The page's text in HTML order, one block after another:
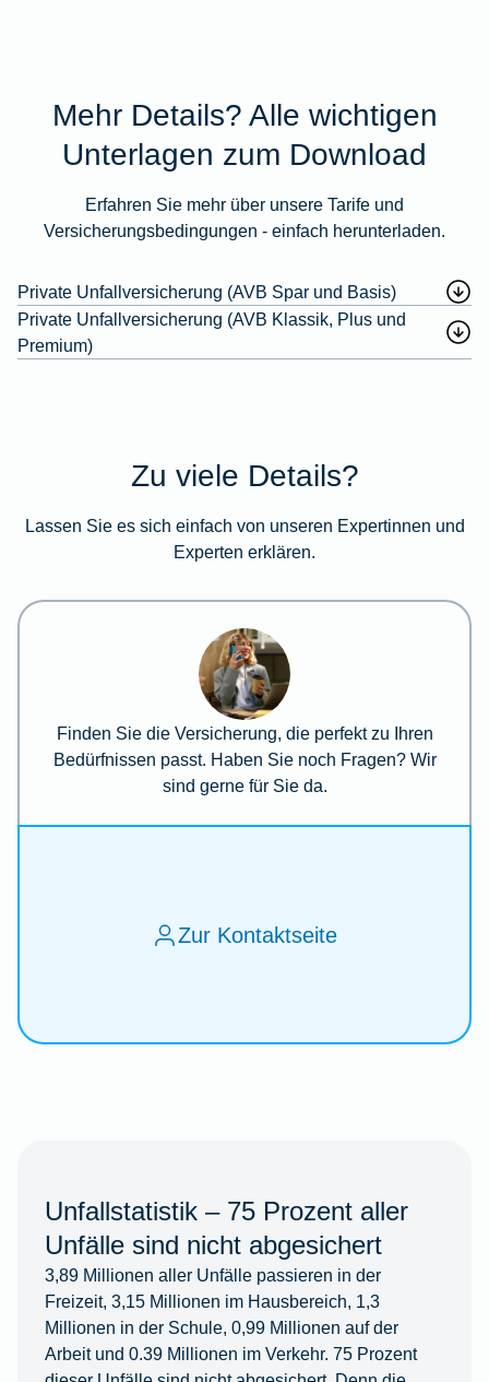
Mehr Details? Alle wichtigen
Unterlagen zum Download
Erfahren Sie mehr über unsere Tarife und
Versicherungsbedingungen - einfach herunterladen.
Private Unfallversicherung (AVB Spar und Basis)
Private Unfallversicherung (AVB Klassik, Plus und
Premium)
Zu viele Details?
Lassen Sie es sich einfach von unseren Expertinnen und
Experten erklären.
Finden Sie die Versicherung, die perfekt zu Ihren
Bedürfnissen passt. Haben Sie noch Fragen? Wir
sind gerne für Sie da.
Zur Kontaktseite
Unfallstatistik – 75 Prozent aller
Unfälle sind nicht abgesichert
3,89 Millionen aller Unfälle passieren in der
Freizeit, 3,15 Millionen im Hausbereich, 1,3
Millionen in der Schule, 0,99 Millionen auf der
Arbeit und 0.39 Millionen im Verkehr. 75 Prozent